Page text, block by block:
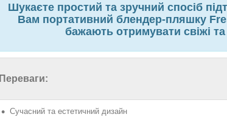
Шукаєте простий та зручний спосіб
Вам портативний блендер-пляшку
бажають отримувати свіжі
Переваги:
Сучасний та естетичний дизайн